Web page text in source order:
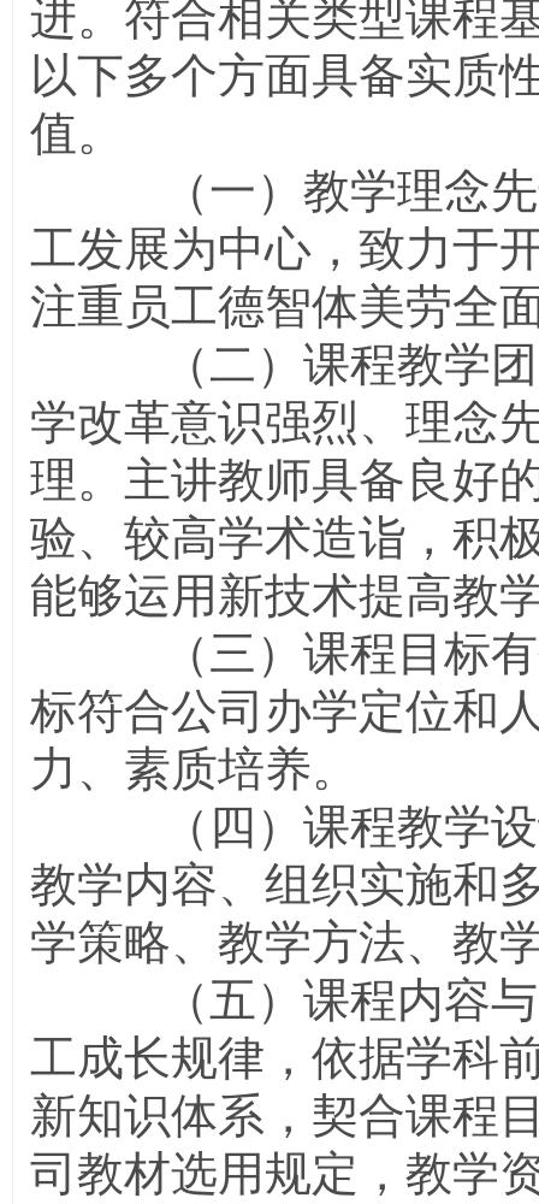
进。符合相关类型课程
以下多个方面具备实质
值。
（一）教学理念先
工发展为中心，致力于
注重员工德智体美劳全
（二）课程教学团
学改革意识强烈、理念
理。主讲教师具备良好
验、较高学术造诣，积
能够运用新技术提高教
（三）课程目标有
标符合公司办学定位和
力、素质培养。
（四）课程教学设
教学内容、组织实施和
学策略、教学方法、教
（五）课程内容与
工成长规律，依据学科
新知识体系，契合课程
司教材选用规定，教学